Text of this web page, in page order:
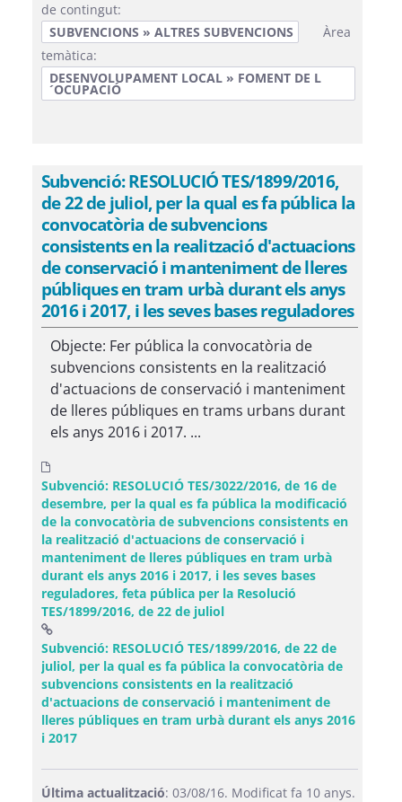
de contingut:
SUBVENCIONS » ALTRES SUBVENCIONS
Àrea
temàtica:
DESENVOLUPAMENT LOCAL » FOMENT DE L
´OCUPACIÓ
Subvenció: RESOLUCIÓ TES/1899/2016,
de 22 de juliol, per la qual es fa pública la
convocatòria de subvencions
consistents en la realització d'actuacions
de conservació i manteniment de lleres
públiques en tram urbà durant els anys
2016 i 2017, i les seves bases reguladores
Objecte: Fer pública la convocatòria de
subvencions consistents en la realització
d'actuacions de conservació i manteniment
de lleres públiques en trams urbans durant
els anys 2016 i 2017. ...
Subvenció: RESOLUCIÓ TES/3022/2016, de 16 de
desembre, per la qual es fa pública la modificació
de la convocatòria de subvencions consistents en
la realització d'actuacions de conservació i
manteniment de lleres públiques en tram urbà
durant els anys 2016 i 2017, i les seves bases
reguladores, feta pública per la Resolució
TES/1899/2016, de 22 de juliol
Subvenció: RESOLUCIÓ TES/1899/2016, de 22 de
juliol, per la qual es fa pública la convocatòria de
subvencions consistents en la realització
d'actuacions de conservació i manteniment de
lleres públiques en tram urbà durant els anys 2016
i 2017(Obre una finestra nova)
Última actualització: 03/08/16. Modificat fa 10 anys.